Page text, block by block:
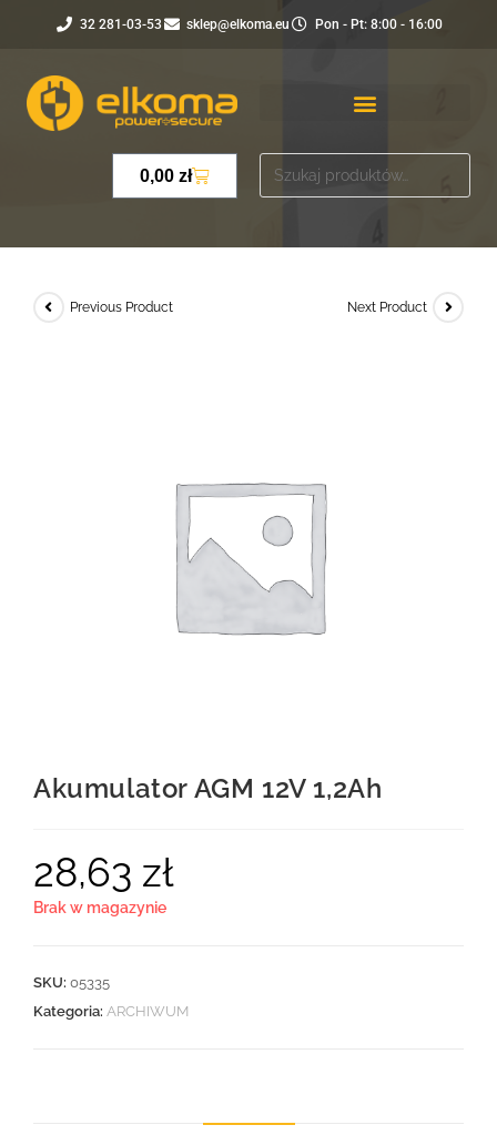
32 281-03-53 sklep@elkoma.eu Pon - Pt: 8:00 - 16:00
0,00 zł
Previous Product Next Product
Akumulator AGM 12V 1,2Ah
28,63 zł
Brak w magazynie
SKU: 05335
Kategoria: ARCHIWUM